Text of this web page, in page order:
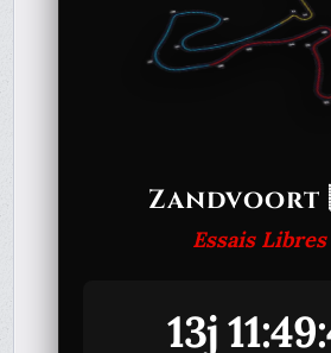
Essais Libres
13j